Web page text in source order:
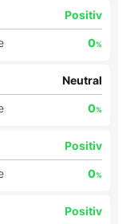
Positiv
0%
Neutral
0%
Positiv
0%
Positiv